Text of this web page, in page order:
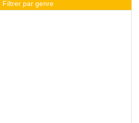
Filtrer par genre